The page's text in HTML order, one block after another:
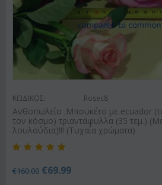
ΚΩΔΙΚΟΣ: Rosec8
Ανθοπωλείο .Μπουκέτο με ecuador
τον κόσμο) τριαντάφυλλα (35 τεμ.)
λουλούδια)!!! (Τυχαία χρώματα)
€160.00 €69.99